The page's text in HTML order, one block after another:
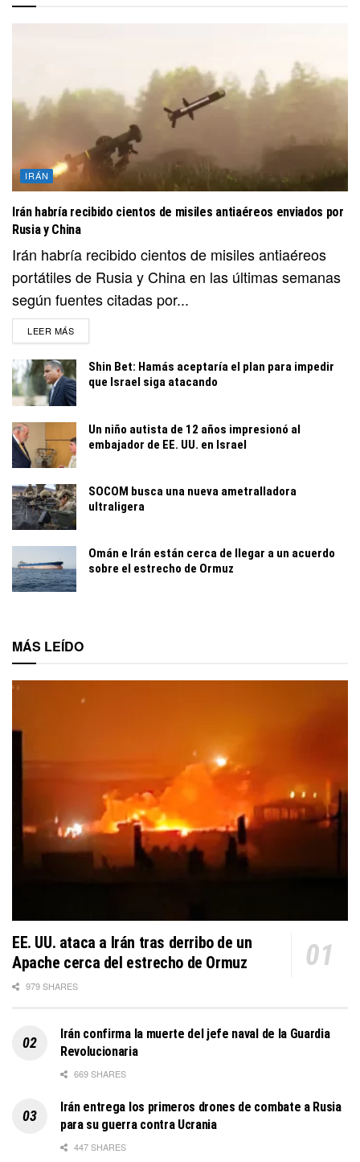
IRÁN
Irán habría recibido cientos de misiles antiaéreos enviados por
Rusia y China
Irán habría recibido cientos de misiles antiaéreos
portátiles de Rusia y China en las últimas semanas
según fuentes citadas por...
LEER MÁSDETAILS
Shin Bet: Hamás aceptaría el plan para impedir
que Israel siga atacando
Un niño autista de 12 años impresionó al
embajador de EE. UU. en Israel
SOCOM busca una nueva ametralladora
ultraligera
Omán e Irán están cerca de llegar a un acuerdo
sobre el estrecho de Ormuz
MÁS LEÍDO
EE. UU. ataca a Irán tras derribo de un
Apache cerca del estrecho de Ormuz
979 SHARES
Irán confirma la muerte del jefe naval de la Guardia
Revolucionaria
669 SHARES
Irán entrega los primeros drones de combate a Rusia
para su guerra contra Ucrania
447 SHARES